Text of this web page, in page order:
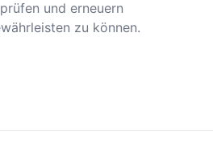
und erneuern
zu können.